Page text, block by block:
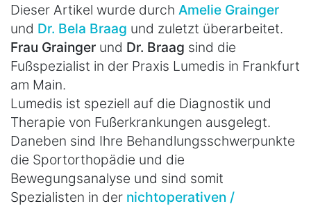
Dieser Artikel wurde durch Amelie Grainger
und Dr. Bela Braag und zuletzt überarbeitet.
Frau Grainger und Dr. Braag sind die
Fußspezialist in der Praxis Lumedis in Frankfurt
am Main.
Lumedis ist speziell auf die Diagnostik und
Therapie von Fußerkrankungen ausgelegt.
Daneben sind Ihre Behandlungsschwerpunkte
die Sportorthopädie und die
Bewegungsanalyse und sind somit
Spezialisten in der nichtoperativen /